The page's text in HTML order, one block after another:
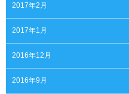
2017年2月
2017年1月
2016年12月
2016年9月